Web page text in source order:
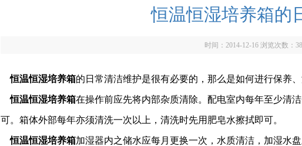
恒温恒湿培养箱的
时间：2014-12-16 浏览次数：
恒温恒湿培养箱的日常清洁维护是很有必要的，那么是如何进行保养
恒温恒湿培养箱在操作前应先将内部杂质清除。 配电室内每年至少清
可。箱体外部每年亦须清洗一次以上，清洗时先用肥皂水擦拭即可。
恒温恒湿培养箱加湿器内之储水应每月更换一次，水质清洁，加湿水